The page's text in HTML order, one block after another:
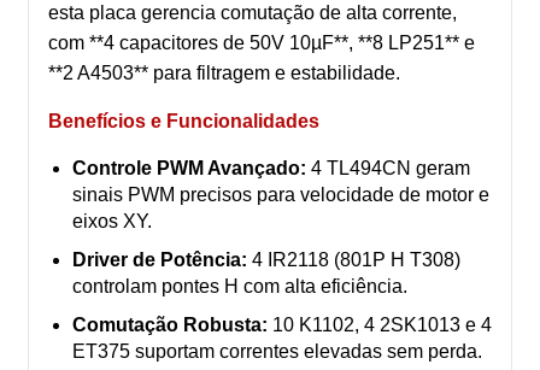
esta placa gerencia comutação de alta corrente,
com **4 capacitores de 50V 10µF**, **8 LP251** e
**2 A4503** para filtragem e estabilidade.
Benefícios e Funcionalidades
Controle PWM Avançado: 4 TL494CN geram
sinais PWM precisos para velocidade de motor e
eixos XY.
Driver de Potência: 4 IR2118 (801P H T308)
controlam pontes H com alta eficiência.
Comutação Robusta: 10 K1102, 4 2SK1013 e 4
ET375 suportam correntes elevadas sem perda.